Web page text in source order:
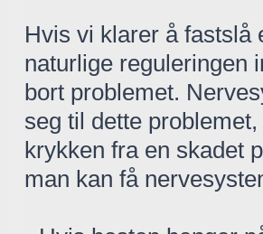
Hvis vi klarer å fastslå
naturlige reguleringen
bort problemet.
seg til dette
krykken fra en skadet
man kan få